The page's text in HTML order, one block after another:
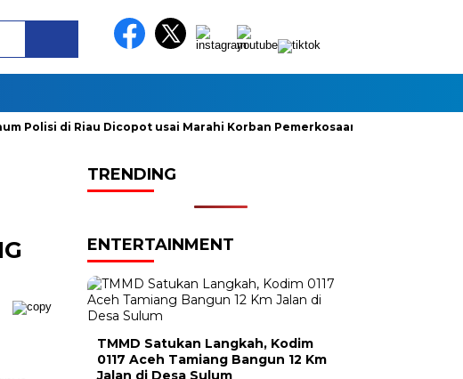
di Riau Dicopot usai Marahi Korban Pemerkosaan
TRENDING
ENTERTAINMENT
TMMD Satukan Langkah, Kodim
0117 Aceh Tamiang Bangun 12 Km
Jalan di Desa Sulum